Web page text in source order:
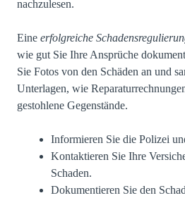
nachzulesen.
Eine erfolgreiche
wie gut Sie Ihre Ansprüche
Sie Fotos von den Schäden an und
Unterlagen, wie
gestohlene Gegenstände.
Informieren Sie die Polizei
Kontaktieren Sie Ihre
Schaden.
Dokumentieren Sie den